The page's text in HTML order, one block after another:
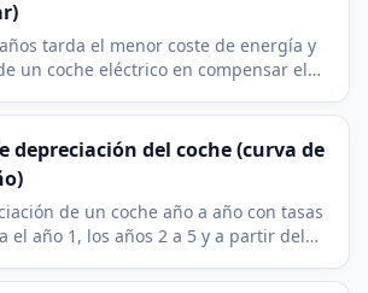
tarda el menor coste de energía y
un coche eléctrico en compensar el
depreciación del coche (curva de
de un coche año a año con tasas
el año 1, los años 2 a 5 y a partir del